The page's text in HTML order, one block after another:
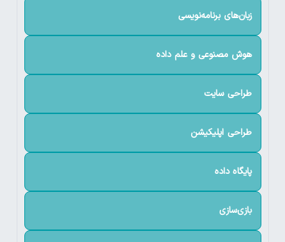
زبان‌های برنامه‌نویسی
هوش مصنوعی و علم داده
طراحی سایت
طراحی اپلیکیشن
پایگاه داده
بازی‌سازی